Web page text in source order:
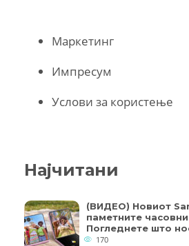
Маркетинг
Импресум
Услови за користење
Најчитани
(ВИДЕО) Новиот
паметните
Погледнете што
170